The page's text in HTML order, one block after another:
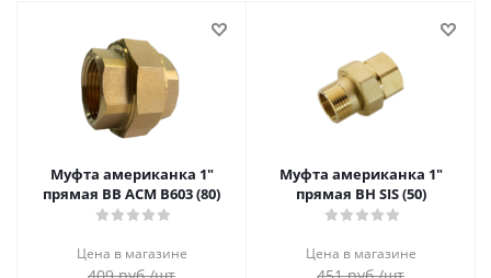
Муфта американка 1"
прямая ВВ АСМ В603 (80)
Цена в магазине
Муфта американка 1"
прямая ВН SIS (50)
Цена в магазине